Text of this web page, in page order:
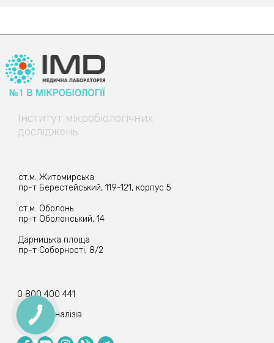
Інститут мікробіологічних
досліджень
ст.м. Житомирська
пр-т Берестейський, 119-121, корпус 5
ст.м. Оболонь
пр-т Оболонський, 14
Дарницька площа
пр-т Соборності, 8/2
0 800 400 441
Прийом аналізів
КНОПКА
ЗВ'ЯЗКУ